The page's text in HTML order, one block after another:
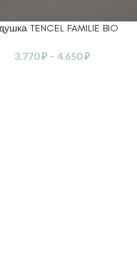
ПАРАМЕТРЫ
TENCEL FAMILIE BIO
3.770₽ – 4.650₽